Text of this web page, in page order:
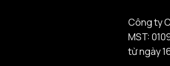
Công ty
MST:
từ ngày